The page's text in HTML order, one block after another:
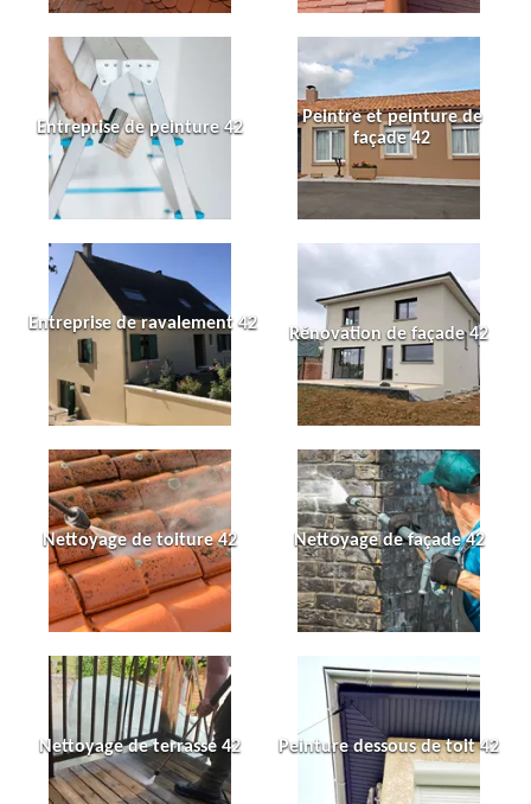
Entreprise de peinture 42
Peintre et peinture de
façade 42
Entreprise de ravalement 42
Rénovation de façade 42
Nettoyage de toiture 42 Nettoyage de façade 42
Nettoyage de terrasse 42 Peinture dessous de toit 42